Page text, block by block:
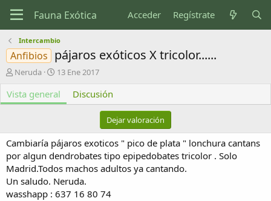
Acceder Regístrate
Intercambio
Anfibios pájaros exóticos X tricolor......
A
t
o
Neruda
F
c
h
e
c
r
e
a
c
13 Ene 2017
Vista general Discusión
Dejar valoración
Cambiaría pájaros exoticos " pico de plata " lonchura cantans
por algun dendrobates tipo epipedobates tricolor . Solo
Madrid.Todos machos adultos ya cantando.
Un saludo. Neruda.
wasshapp : 637 16 80 74